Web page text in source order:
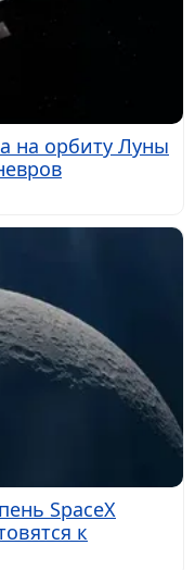
на орбиту Луны
SpaceX
к